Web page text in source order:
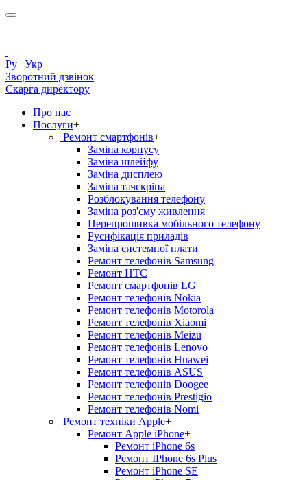
Ру | Укр
Зворотний дзвінок
Скарга директору
Про нас
Послуги+
Ремонт смартфонів+
Заміна корпусу
Заміна шлейфу
Заміна дисплею
Заміна тачскріна
Розблокування телефону
Заміна роз'єму живлення
Перепрошивка мобільного телефону
Русифікація приладів
Заміна системної плати
Ремонт телефонів Samsung
Ремонт HTC
Ремонт смартфонів LG
Ремонт телефонів Nokia
Ремонт телефонів Motorola
Ремонт телефонів Xiaomi
Ремонт телефонів Meizu
Ремонт телефонів Lenovo
Ремонт телефонів Huawei
Ремонт телефонів ASUS
Ремонт телефонів Doogee
Ремонт телефонів Prestigio
Ремонт телефонів Nomi
Ремонт техніки Apple+
Ремонт Apple iPhone+
Ремонт iPhone 6s
Ремонт IPhone 6s Plus
Ремонт iPhone SE